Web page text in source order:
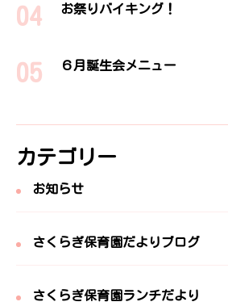
お祭りバイキング！
６月誕生会メニュー
カテゴリー
お知らせ
さくらぎ保育園だよりブログ
さくらぎ保育園ランチだより